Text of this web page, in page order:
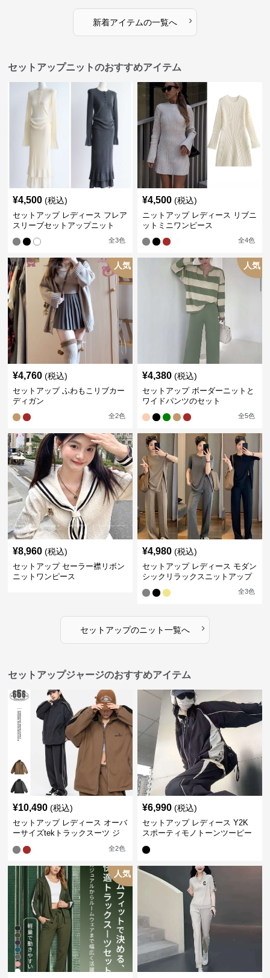
新着アイテムの一覧へ ›
セットアップニットのおすすめアイテム
¥4,500 (税込)
セットアップ レディース フレア
スリーブセットアップニット
全3色
¥4,500 (税込)
ニットアップ レディース リブニ
ットミニワンピース
全4色
人気
¥4,760 (税込)
セットアップ ふわもこリブカー
ディガン
全2色
人気
¥4,380 (税込)
セットアップ ボーダーニットと
ワイドパンツのセット
全5色
¥8,960 (税込)
セットアップ セーラー襟リボン
ニットワンピース
¥4,980 (税込)
セットアップ レディース モダン
シックリラックスニットアップ
全3色
セットアップのニット一覧へ ›
セットアップジャージのおすすめアイテム
¥10,490 (税込)
セットアップ レディース オーバ
ーサイズtekトラックスーツ ジ
全2色
¥6,990 (税込)
セットアップ レディース Y2K
スポーティモノトーンツーピー
人気